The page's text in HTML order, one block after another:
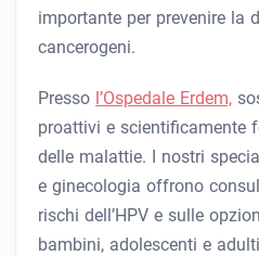
importante per prevenire la
cancerogeni.
Presso l’Ospedale Erdem,
proattivi e scientificamente
delle malattie. I nostri
e ginecologia offrono
rischi dell’HPV e sulle
bambini, adolescenti e